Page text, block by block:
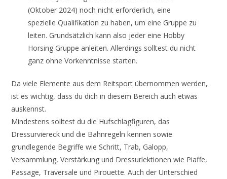
(Oktober 2024) noch nicht erforderlich, eine
spezielle Qualifikation zu haben, um eine Gruppe zu
leiten. Grundsätzlich kann also jeder eine Hobby
Horsing Gruppe anleiten. Allerdings solltest du nicht
ganz ohne Vorkenntnisse starten.
Da viele Elemente aus dem Reitsport übernommen werden,
ist es wichtig, dass du dich in diesem Bereich auch etwas
auskennst.
Mindestens solltest du die Hufschlagfiguren, das
Dressurviereck und die Bahnregeln kennen sowie
grundlegende Begriffe wie Schritt, Trab, Galopp,
Versammlung, Verstärkung und Dressurlektionen wie Piaffe,
Passage, Traversale und Pirouette. Auch der Unterschied